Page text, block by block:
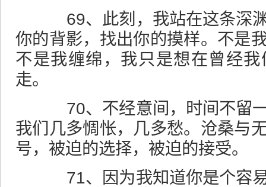
69、此刻，我站在这条深渊
你的背影，找出你的摸样。不是
不是我缠绵，我只是想在曾经
走。
70、不经意间，时间不留一
我们几多惆怅，几多愁。沧桑与
号，被迫的选择，被迫的接受。
71、因为我知道你是个容易